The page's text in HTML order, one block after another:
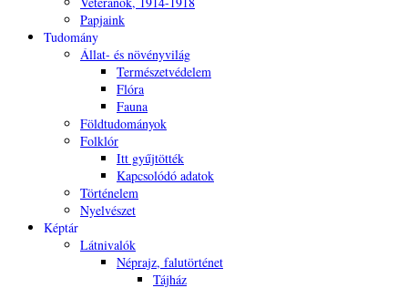
Papjaink
Tudomány
Állat- és növényvilág
Természetvédelem
Flóra
Fauna
Földtudományok
Folklór
Itt gyűjtötték
Kapcsolódó adatok
Történelem
Nyelvészet
Képtár
Látnivalók
Néprajz, falutörténet
Tájház